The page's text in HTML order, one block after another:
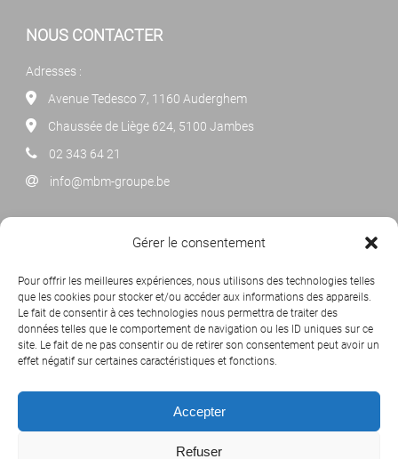
Gérer le consentement
Pour offrir les meilleures expériences, nous utilisons des technologies telles
que les cookies pour stocker et/ou accéder aux informations des appareils.
Le fait de consentir à ces technologies nous permettra de traiter des
données telles que le comportement de navigation ou les ID uniques sur ce
site. Le fait de ne pas consentir ou de retirer son consentement peut avoir un
effet négatif sur certaines caractéristiques et fonctions.
Accepter
Refuser
NOUS CONTACTER
Adresses :
Avenue Tedesco 7, 1160 Auderghem
Chaussée de Liège 624, 5100 Jambes
02 343 64 21
info@mbm-groupe.be
mensuelle.